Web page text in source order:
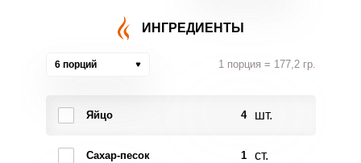
ИНГРЕДИЕНТЫ
6 порций 1 порция = 177,2 гр.
Яйцо 4 шт.
Сахар-песок 1 ст.